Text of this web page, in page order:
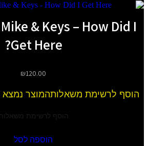
& Keys – How Did I
Get Here?
₪120.00
הוסף לרשימת משאלותהמוצר
הוסף לרשימת
הוספה לסל